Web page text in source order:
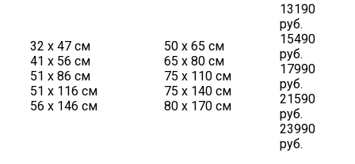
32 х 47 см
41 х 56 см
51 х 86 см
51 х 116 см
56 х 146 см
50 х 65 см
65 х 80 см
75 х 110 см
75 х 140 см
80 х 170 см
13190
руб.
15490
руб.
17990
руб.
21590
руб.
23990
руб.